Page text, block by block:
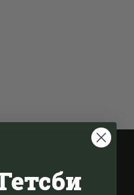
базиран в Котсуолдс,